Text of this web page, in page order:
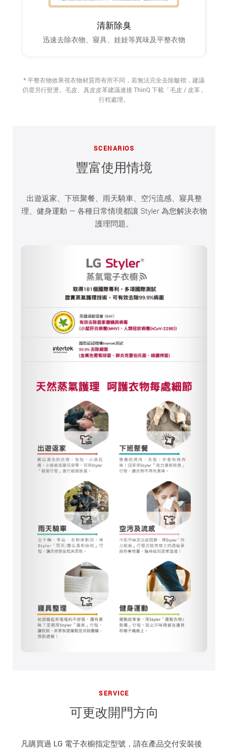
清新除臭
迅速去除衣物、寢具、娃娃等異味及平整衣物
* 平整衣物效果視衣物材質而有所不同，若無法完全去除皺褶，建議
仍需另行熨燙。毛皮、真皮皮革建議連接 ThinQ 下載「毛皮 / 皮革」
行程處理。
SCENARIOS
豐富使用情境
出遊返家、下班聚餐、雨天騎車、空污流感、寢具整
理、健身運動 — 各種日常情境都讓 Styler 為您解決衣物
護理問題。
SERVICE
可更改開門方向
凡購買過 LG 電子衣櫥指定型號，請在產品交付安裝後